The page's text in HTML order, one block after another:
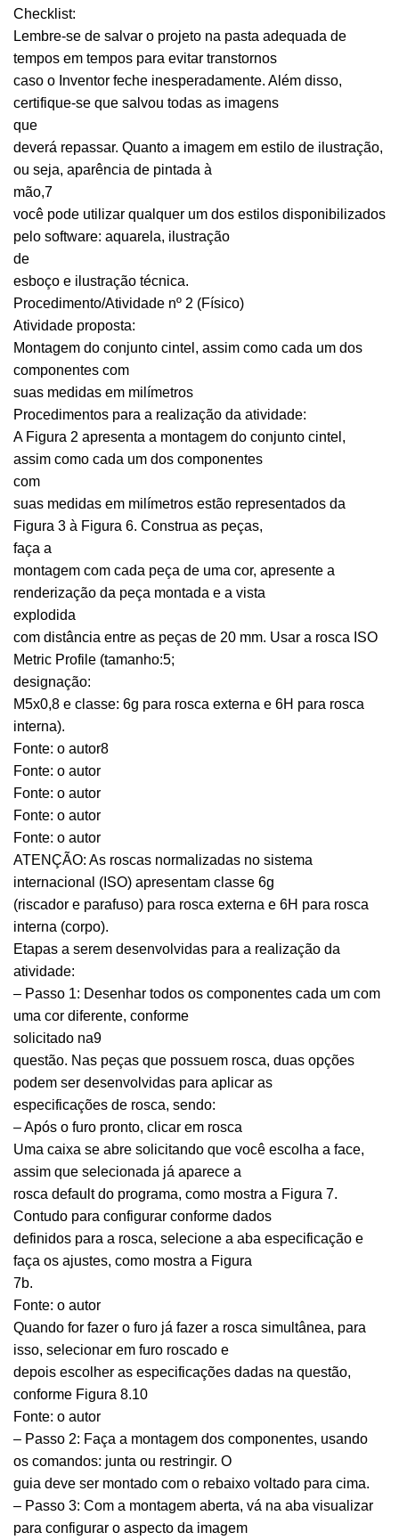
Checklist:
Lembre-se de salvar o projeto na pasta adequada de
tempos em tempos para evitar transtornos
caso o Inventor feche inesperadamente. Além disso,
certifique-se que salvou todas as imagens
que
deverá repassar. Quanto a imagem em estilo de ilustração,
ou seja, aparência de pintada à
mão,7
você pode utilizar qualquer um dos estilos disponibilizados
pelo software: aquarela, ilustração
de
esboço e ilustração técnica.
Procedimento/Atividade nº 2 (Físico)
Atividade proposta:
Montagem do conjunto cintel, assim como cada um dos
componentes com
suas medidas em milímetros
Procedimentos para a realização da atividade:
A Figura 2 apresenta a montagem do conjunto cintel,
assim como cada um dos componentes
com
suas medidas em milímetros estão representados da
Figura 3 à Figura 6. Construa as peças,
faça a
montagem com cada peça de uma cor, apresente a
renderização da peça montada e a vista
explodida
com distância entre as peças de 20 mm. Usar a rosca ISO
Metric Profile (tamanho:5;
designação:
M5x0,8 e classe: 6g para rosca externa e 6H para rosca
interna).
Fonte: o autor8
Fonte: o autor
Fonte: o autor
Fonte: o autor
Fonte: o autor
ATENÇÃO: As roscas normalizadas no sistema
internacional (ISO) apresentam classe 6g
(riscador e parafuso) para rosca externa e 6H para rosca
interna (corpo).
Etapas a serem desenvolvidas para a realização da
atividade:
– Passo 1: Desenhar todos os componentes cada um com
uma cor diferente, conforme
solicitado na9
questão. Nas peças que possuem rosca, duas opções
podem ser desenvolvidas para aplicar as
especificações de rosca, sendo:
– Após o furo pronto, clicar em rosca
Uma caixa se abre solicitando que você escolha a face,
assim que selecionada já aparece a
rosca default do programa, como mostra a Figura 7.
Contudo para configurar conforme dados
definidos para a rosca, selecione a aba especificação e
faça os ajustes, como mostra a Figura
7b.
Fonte: o autor
Quando for fazer o furo já fazer a rosca simultânea, para
isso, selecionar em furo roscado e
depois escolher as especificações dadas na questão,
conforme Figura 8.10
Fonte: o autor
– Passo 2: Faça a montagem dos componentes, usando
os comandos: junta ou restringir. O
guia deve ser montado com o rebaixo voltado para cima.
– Passo 3: Com a montagem aberta, vá na aba visualizar
para configurar o aspecto da imagem